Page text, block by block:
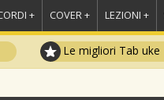
+ COVER + LEZIONI +
Le migliori Tab uke